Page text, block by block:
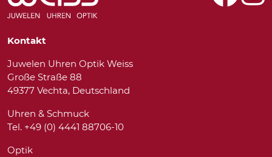
Kontakt
Juwelen Uhren Optik Weiss
Große Straße 88
49377 Vechta, Deutschland
Uhren & Schmuck
Tel. +49 (0) 4441 88706-10
Optik